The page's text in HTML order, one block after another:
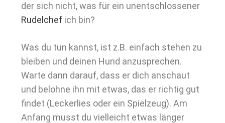
der sich nicht, was für ein unentschlossener
Rudelchef ich bin?
Was du tun kannst, ist z.B. einfach stehen zu
bleiben und deinen Hund anzusprechen.
Warte dann darauf, dass er dich anschaut
und belohne ihn mit etwas, das er richtig gut
findet (Leckerlies oder ein Spielzeug). Am
Anfang musst du vielleicht etwas länger